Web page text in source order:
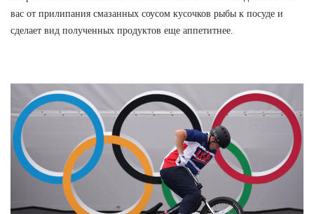
вас от прилипания смазанных соусом кусочков рыбы к посуде и
сделает вид полученных продуктов еще аппетитнее.